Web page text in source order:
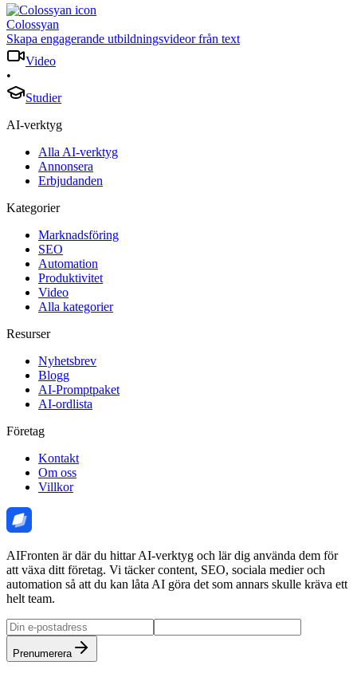
Colossyan
Skapa engagerande utbildningsvideor från text
Video
•
Studier
AI-verktyg
Alla AI-verktyg
Annonsera
Erbjudanden
Kategorier
Marknadsföring
SEO
Automation
Produktivitet
Video
Alla kategorier
Resurser
Nyhetsbrev
Blogg
AI-Promptpaket
AI-ordlista
Företag
Kontakt
Om oss
Villkor
AIFronten är där du hittar AI-verktyg och lär dig använda dem för
att växa ditt företag. Vi täcker content, SEO, sociala medier och
automation så att du kan låta AI göra det som annars skulle kräva ett
helt team.
Prenumerera